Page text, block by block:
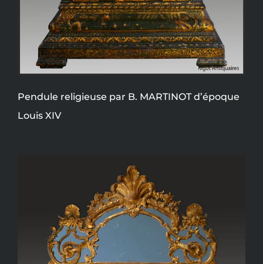
Pendule religieuse par B. MARTINOT d’époque
Louis XIV